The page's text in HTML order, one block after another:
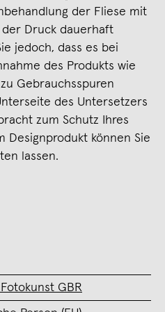
der Fliese mit
Druck dauerhaft
jedoch, dass es bei
des Produkts wie
Gebrauchsspuren
des Untersetzers
zum Schutz Ihres
Designprodukt können Sie
lassen.
GBR